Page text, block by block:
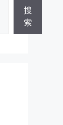
搜
索